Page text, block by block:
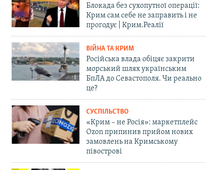
Блокада без сухопутної операції:
Крим сам себе не заправить і не
прогодує | Крим.Реалії
ВІЙНА ТА КРИМ
Російська влада обіцяє закрити
морський шлях українським
БпЛА до Севастополя. Чи реально
це?
СУСПІЛЬСТВО
«Крим – не Росія»: маркетплейс
Ozon припинив прийом нових
замовлень на Кримському
півострові